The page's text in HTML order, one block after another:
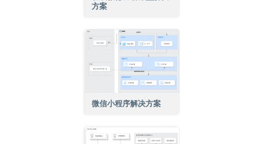
方案
微信小程序解决方案